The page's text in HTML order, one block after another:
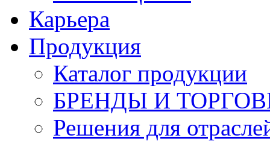
Карьера
Продукция
Каталог продукции
БРЕНДЫ И
Решения для